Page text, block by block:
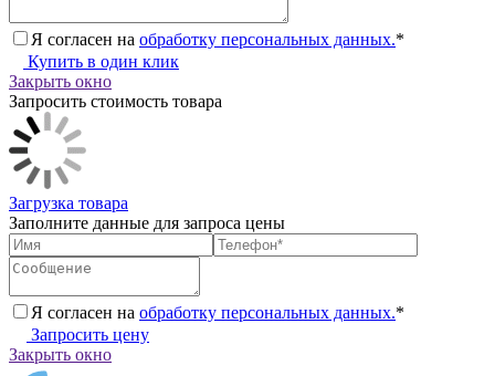
Я согласен на обработку персональных данных.*
Купить в один клик
Закрыть окно
Запросить стоимость товара
Загрузка товара
Заполните данные для запроса цены
Я согласен на обработку персональных данных.*
Запросить цену
Закрыть окно